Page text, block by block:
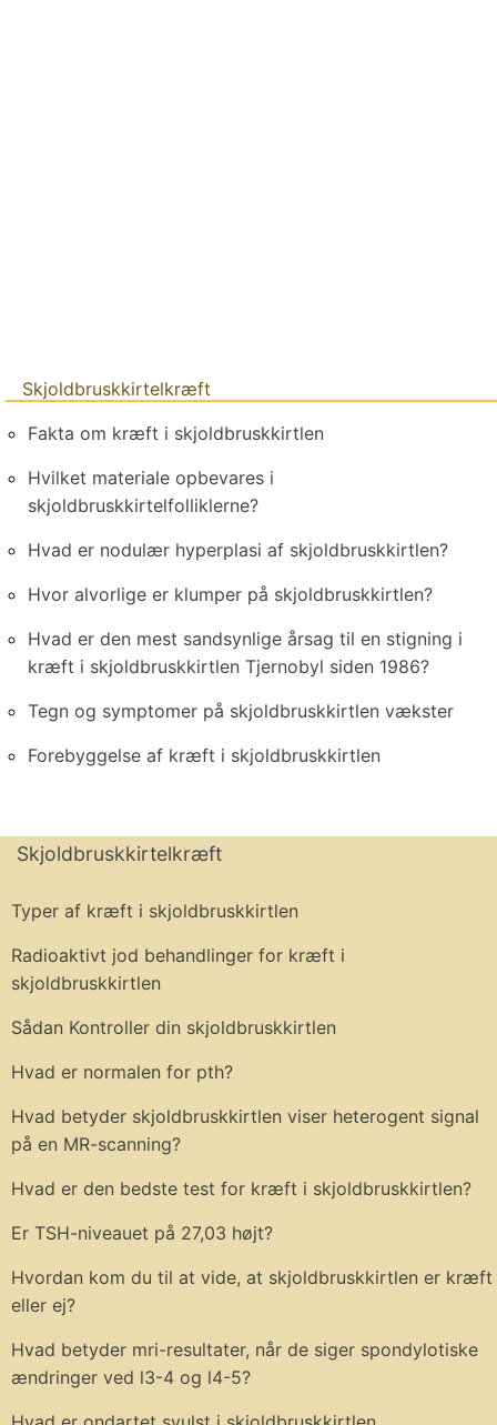
Skjoldbruskkirtelkræft
Fakta om kræft i skjoldbruskkirtlen
Hvilket materiale opbevares i
skjoldbruskkirtelfolliklerne?
Hvad er nodulær hyperplasi af skjoldbruskkirtlen?
Hvor alvorlige er klumper på skjoldbruskkirtlen?
Hvad er den mest sandsynlige årsag til en stigning i
kræft i skjoldbruskkirtlen Tjernobyl siden 1986?
Tegn og symptomer på skjoldbruskkirtlen vækster
Forebyggelse af kræft i skjoldbruskkirtlen
Skjoldbruskkirtelkræft
Typer af kræft i skjoldbruskkirtlen
Radioaktivt jod behandlinger for kræft i
skjoldbruskkirtlen
Sådan Kontroller din skjoldbruskkirtlen
Hvad er normalen for pth?
Hvad betyder skjoldbruskkirtlen viser heterogent signal
på en MR-scanning?
Hvad er den bedste test for kræft i skjoldbruskkirtlen?
Er TSH-niveauet på 27,03 højt?
Hvordan kom du til at vide, at skjoldbruskkirtlen er kræft
eller ej?
Hvad betyder mri-resultater, når de siger spondylotiske
ændringer ved l3-4 og l4-5?